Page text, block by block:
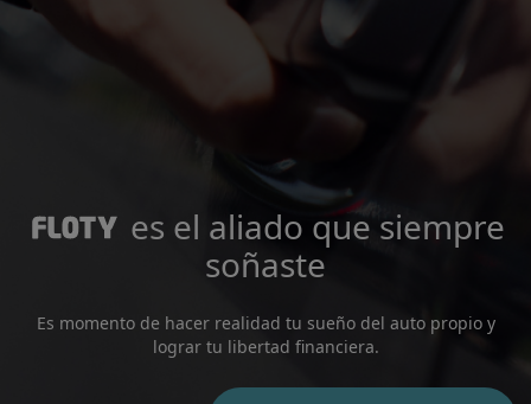
es el aliado que siempre
soñaste
Es momento de hacer realidad tu sueño del auto propio y
lograr tu libertad financiera.